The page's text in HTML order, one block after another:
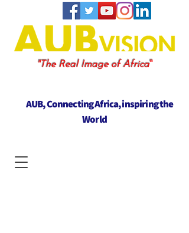
"The Real Image of Africa"
AUB, Connecting Africa, inspiring the
World